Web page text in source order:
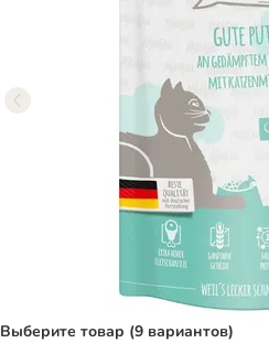
Выберите товар (9 вариантов)